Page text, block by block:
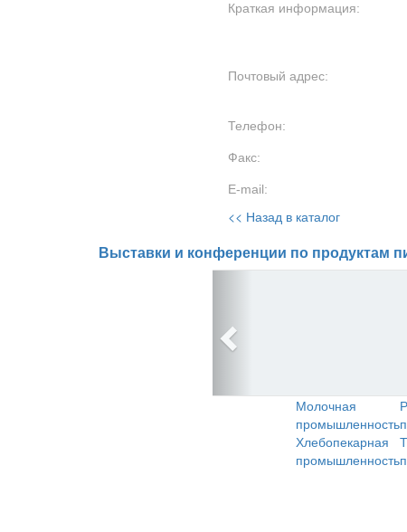
Краткая информация:
Почтовый адрес:
Телефон:
Факс:
E-mail:
<< Назад в каталог
Выставки и конференции по продуктам
Молочная
промышленность
Хлебопекарная
промышленность